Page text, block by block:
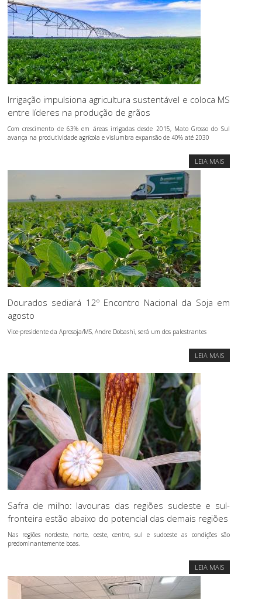
Irrigação impulsiona agricultura sustentável e coloca MS
entre líderes na produção de grãos
Com crescimento de 63% em áreas irrigadas desde 2015, Mato Grosso do Sul
avança na produtividade agrícola e vislumbra expansão de 40% até 2030
LEIA MAIS
Dourados sediará 12º Encontro Nacional da Soja em
agosto
Vice-presidente da Aprosoja/MS, Andre Dobashi, será um dos palestrantes
LEIA MAIS
Safra de milho: lavouras das regiões sudeste e sul-
fronteira estão abaixo do potencial das demais regiões
Nas regiões nordeste, norte, oeste, centro, sul e sudoeste as condições são
predominantemente boas.
LEIA MAIS